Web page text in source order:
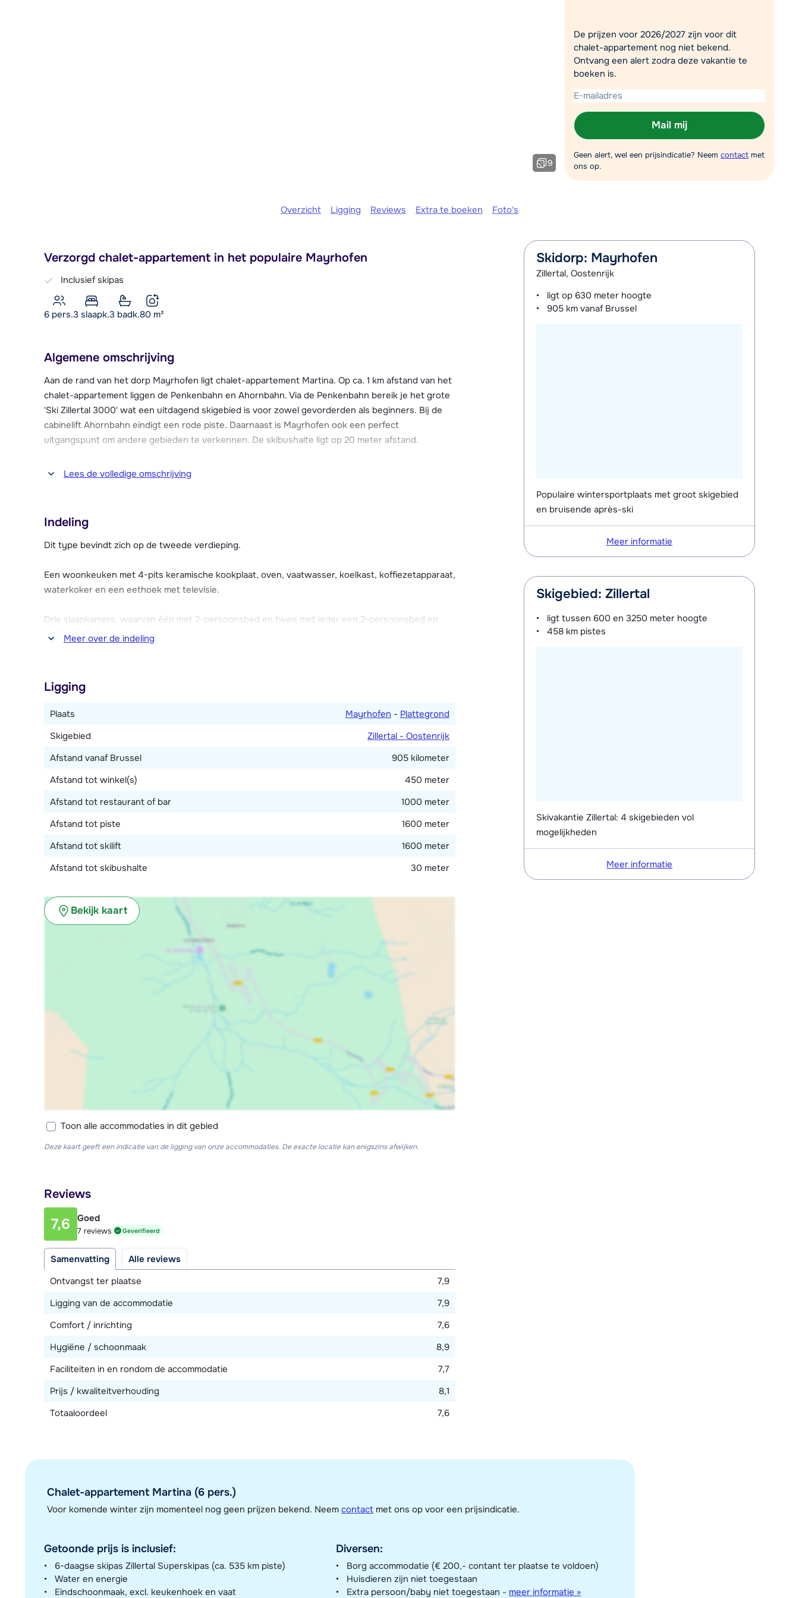
Morgen om 09:00 uur weer beschikbaar:
Chat met wintersportspecialist
9
De prijzen voor 2026/2027 zijn voor dit
chalet-appartement nog niet bekend.
Ontvang een alert zodra deze vakantie te
boeken is.
Mail mij
Geen alert, wel een prijsindicatie? Neem contact met
ons op.
Overzicht Ligging Reviews Extra te boeken Foto's
Verzorgd chalet-appartement in het populaire Mayrhofen
Inclusief skipas
6 pers.3 slaapk.3 badk.80 m²
Algemene omschrijving
Aan de rand van het dorp Mayrhofen ligt chalet-appartement Martina. Op ca. 1 km afstand van het
chalet-appartement liggen de Penkenbahn en Ahornbahn. Via de Penkenbahn bereik je het grote
'Ski Zillertal 3000' wat een uitdagend skigebied is voor zowel gevorderden als beginners. Bij de
cabinelift Ahornbahn eindigt een rode piste. Daarnaast is Mayrhofen ook een perfect
uitgangspunt om andere gebieden te verkennen. De skibushalte ligt op 20 meter afstand.
Het bruisende centrum van Mayrhofen ligt op ca. 1,5 km afstand. Hier heb je gezellige après-ski
overdekt zwembad en zelfs een bioscoop.
Chalet-appartement Martina is verzorgd en comfortabel ingericht en biedt plaats voor 6
skischoendroger en zijn er parkeerplaatsen beschikbaar.
Lees de volledige omschrijving
Indeling
Dit type bevindt zich op de tweede verdieping.
Een woonkeuken met 4-pits keramische kookplaat, oven, vaatwasser, koelkast, koffiezetapparaat,
waterkoker en een eethoek met televisie.
Drie slaapkamers, waarvan één met 2-persoonsbed en twee met ieder een 2-persoonsbed en
douchehoek. Badkamer met douche en toilet. Apart toilet.
Meer over de indeling
Ligging
Plaats Mayrhofen - Plattegrond
Skigebied
Zillertal - Oostenrijk
Afstand vanaf Brussel
905 kilometer
Afstand tot winkel(s)
450 meter
Afstand tot restaurant of bar
1000 meter
Afstand tot piste
1600 meter
Afstand tot skilift
1600 meter
Afstand tot skibushalte
30 meter
Bekijk kaart
Toon alle accommodaties in dit gebied
Deze kaart geeft een indicatie van de ligging van onze accommodaties. De exacte locatie kan enigszins afwijken.
Reviews
7,6 Goed
7 reviews Geverifieerd
Samenvatting
Alle reviews
Ontvangst ter plaatse
7,9
Ligging van de accommodatie
7,9
Comfort / inrichting
7,6
Hygiëne / schoonmaak
8,9
Faciliteiten in en rondom de accommodatie
7,7
Prijs / kwaliteitverhouding
8,1
Totaaloordeel
7,6
Chalet-appartement Martina (6 pers.)
Voor komende winter zijn momenteel nog geen prijzen bekend. Neem contact met ons op voor een prijsindicatie.
Getoonde prijs is inclusief:
6-daagse skipas Zillertal Superskipas (ca. 535 km piste)
Water en energie
Eindschoonmaak, excl. keukenhoek en vaat
Diversen:
Borg accommodatie (€ 200,- contant ter plaatse te voldoen)
Huisdieren zijn niet toegestaan
Extra persoon/baby niet toegestaan - meer informatie »
Skidorp: Mayrhofen
Zillertal, Oostenrijk
ligt op 630 meter hoogte
905 km vanaf Brussel
Populaire wintersportplaats met groot skigebied
en bruisende après-ski
Meer informatie
Skigebied: Zillertal
ligt tussen 600 en 3250 meter hoogte
458 km pistes
Skivakantie Zillertal: 4 skigebieden vol
mogelijkheden
Meer informatie